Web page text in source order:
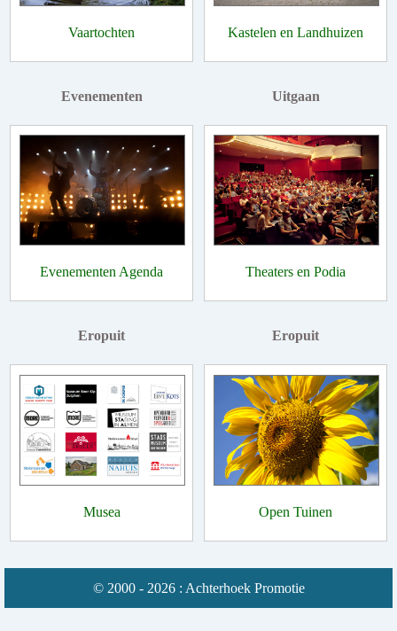
Vaartochten Kastelen en Landhuizen
Evenementen
Evenementen Agenda
Uitgaan
Theaters en Podia
Eropuit
Musea
Eropuit
Open Tuinen
© 2000 - 2026 : Achterhoek Promotie